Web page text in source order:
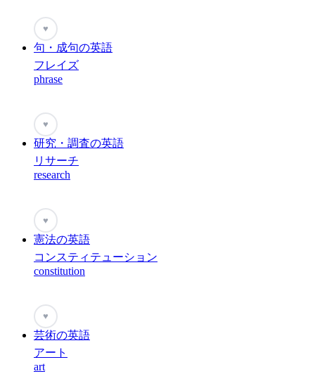
♥
句・成句の英語
フレイズ
phrase
♥
研究・調査の英語
リサーチ
research
♥
憲法の英語
コンスティテューション
constitution
♥
芸術の英語
アート
art